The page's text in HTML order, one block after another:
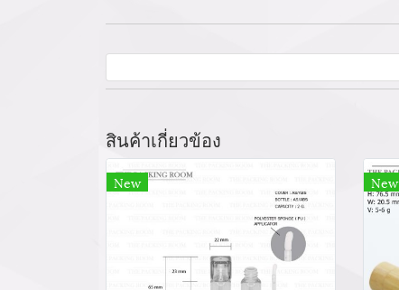
สินค้าเกี่ยวข้อง
New New